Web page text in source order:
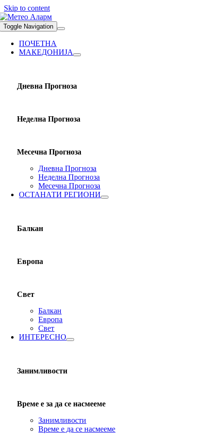
Skip to content
Toggle Navigation
ПОЧЕТНА
МАКЕДОНИЈА
Дневна Прогноза
Неделна Прогноза
Месечна Прогноза
Дневна Прогноза
Неделна Прогноза
Месечна Прогноза
ОСТАНАТИ РЕГИОНИ
Балкан
Европа
Свет
Балкан
Европа
Свет
ИНТЕРЕСНО
Занимливости
Време е за да се насмееме
Занимливости
Време е да се насмееме